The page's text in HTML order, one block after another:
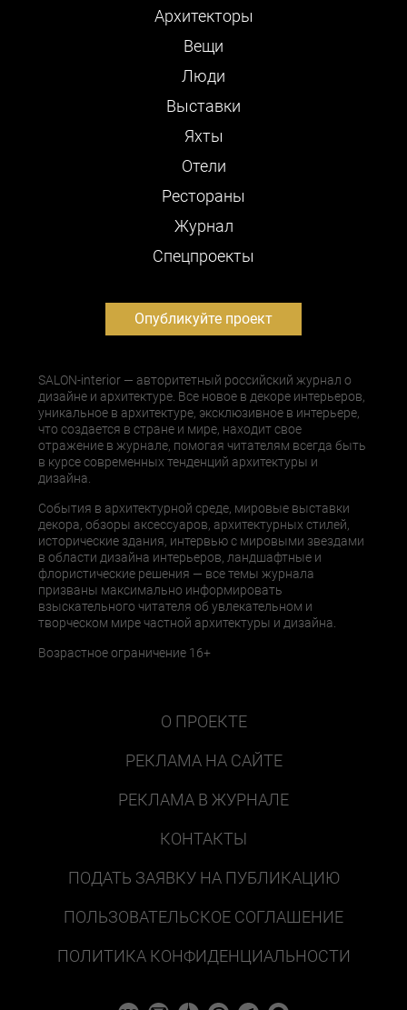
Архитекторы
Вещи
Люди
Выставки
Яхты
Отели
Рестораны
Журнал
Cпецпроекты
Опубликуйте проект
SALON-interior — авторитетный российский журнал о
дизайне и архитектуре. Все новое в декоре интерьеров,
уникальное в архитектуре, эксклюзивное в интерьере,
что создается в стране и мире, находит свое
отражение в журнале, помогая читателям всегда быть
в курсе современных тенденций архитектуры и
дизайна.
События в архитектурной среде, мировые выставки
декора, обзоры аксессуаров, архитектурных стилей,
исторические здания, интервью с мировыми звездами
в области дизайна интерьеров, ландшафтные и
флористические решения — все темы журнала
призваны максимально информировать
взыскательного читателя об увлекательном и
творческом мире частной архитектуры и дизайна.
Возрастное ограничение 16+
О ПРОЕКТЕ
РЕКЛАМА НА САЙТЕ
РЕКЛАМА В ЖУРНАЛЕ
КОНТАКТЫ
ПОДАТЬ ЗАЯВКУ НА ПУБЛИКАЦИЮ
ПОЛЬЗОВАТЕЛЬСКОЕ СОГЛАШЕНИЕ
ПОЛИТИКА КОНФИДЕНЦИАЛЬНОСТИ